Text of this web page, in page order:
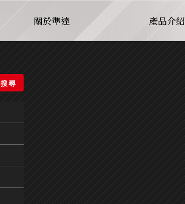
關於準達 產品介紹
搜尋